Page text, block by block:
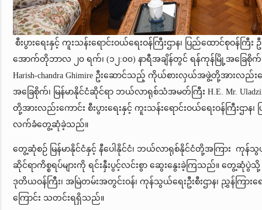
စီးပွားရေးနှင့် ကူးသန်းရောင်းဝယ်ရေးဝန်ကြီးဌာန၊ ပြည်ထောင်စုဝန်ကြီ
အောက်တိုဘာလ ၂၀ ရက်၊ (၁၂:၀၀) နာရီအချိန်တွင် ရန်ကုန်မြို့အခြေစိုက်၊
Harish-chandra Ghimire ဦးဆောင်သည့် ကိုယ်စားလှယ်အဖွဲ့တို့အားလည်း
အခြေစိုက်၊ မြန်မာနိုင်ငံဆိုင်ရာ ဘယ်လာရုစ်သံအမတ်ကြီး H.E. Mr.
တို့အားလည်းကောင်း စီးပွားရေးနှင့် ကူးသန်းရောင်းဝယ်ရေးဝန်ကြီးဌာန၊
လက်ခံတွေ့ဆုံခဲ့သည်။
တွေ့ဆုံစဉ် မြန်မာနိုင်ငံနှင့် နီပေါနိုင်ငံ၊ ဘယ်လာရုစ်နိုင်ငံတို့အကြား ကုန်သွယ်
ဆိုင်ရာကိစ္စရပ်များကို ရင်းနှီးပွင့်လင်းစွာ ဆွေးနွေးခဲ့ကြသည်။ တွေ့ဆုံပွဲသို့ စီ
ဒုတိယဝန်ကြီး၊ အမြဲတမ်းအတွင်းဝန်၊ ကုန်သွယ်ရေးဦးစီးဌာန၊ ညွှန်ကြား
ကြောင်း သတင်းရရှိသည်။